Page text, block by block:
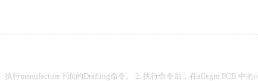
行manufacture下面的Drafting命令。 2. 执行命令后，在allegro PCB 中的